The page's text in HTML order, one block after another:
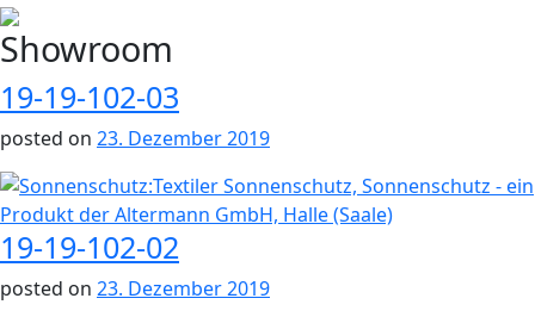
Showroom
19-19-102-03
posted on 23. Dezember 2019
19-19-102-02
posted on 23. Dezember 2019